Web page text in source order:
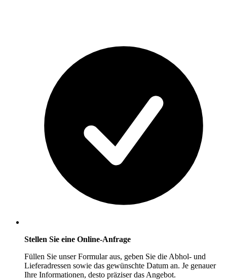
Stellen Sie eine Online-Anfrage
Füllen Sie unser Formular aus, geben Sie die Abhol- und
Lieferadressen sowie das gewünschte Datum an. Je genauer
Ihre Informationen, desto präziser das Angebot.